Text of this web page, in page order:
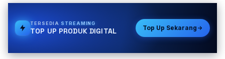
TERSEDIA PAKET DATA
TOP UP PRODUK DIGITAL Top Up Sekarang